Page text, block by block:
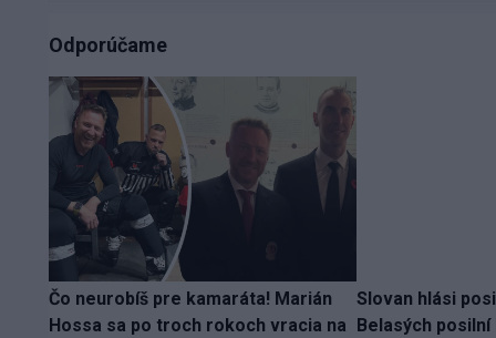
Odporúčame
Čo neurobíš pre kamaráta! Marián
Hossa sa po troch rokoch vracia na
Slovan hlási
Belasých